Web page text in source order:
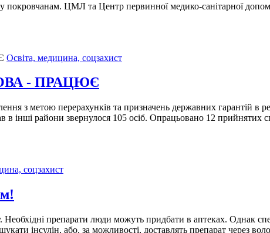
покровчанам. ЦМЛ та Центр первинної медико-санітарної
Освіта, медицина, соцзахист
- ПРАЦЮЄ
з метою перерахунків та призначень державних
в інші райони звернулося 105 осіб. Опрацьовано 12 прийнятих
соцзахист
Необхідні препарати люди можуть придбати в аптеках. Однак
інсулін, або, за можливості, доставлять препарат через